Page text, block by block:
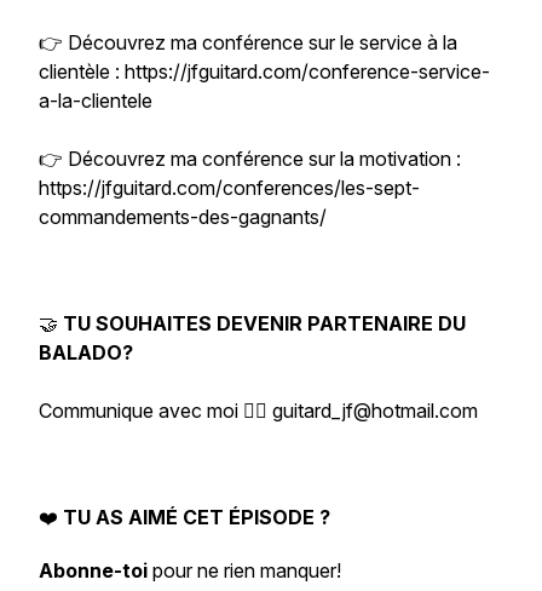
👉 Découvrez ma conférence sur le service à la
clientèle : https://jfguitard.com/conference-service-
a-la-clientele
👉 Découvrez ma conférence sur la motivation :
https://jfguitard.com/conferences/les-sept-
commandements-des-gagnants/
🤝 TU SOUHAITES DEVENIR PARTENAIRE DU
BALADO?
Communique avec moi 👉🏻 guitard_jf@hotmail.com
❤️ TU AS AIMÉ CET ÉPISODE ?
Abonne-toi pour ne rien manquer!